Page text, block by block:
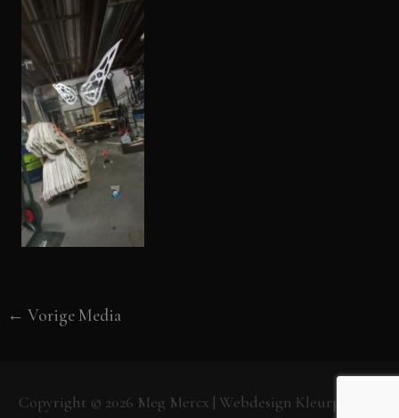
← Vorige Media
Copyright © 2026 Meg Mercx | Webdesign Kleurpunt.nl